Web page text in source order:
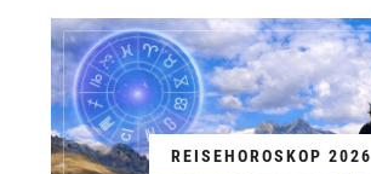
REISEHOROSKOP 2026